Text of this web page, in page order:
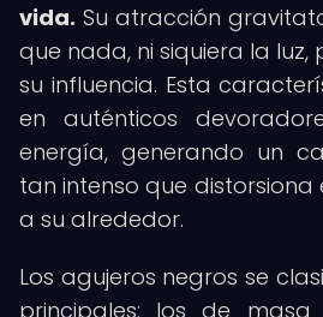
vida. Su atracción
que nada, ni siquiera la
su influencia. Esta
en auténticos
energía, generando un
tan intenso que
a su alrededor.
Los agujeros negros se
principales: los de